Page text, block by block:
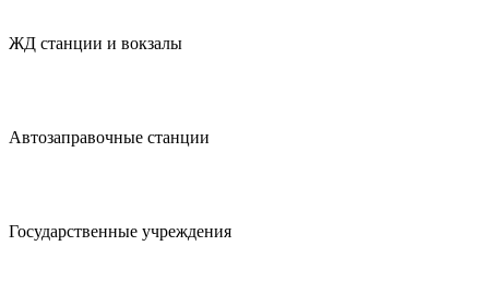
ЖД станции и вокзалы
Автозаправочные станции
Государственные учреждения